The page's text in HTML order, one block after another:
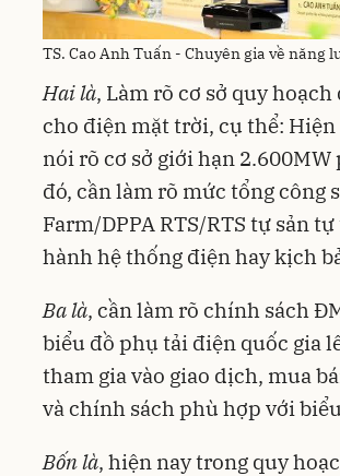
TS. Cao Anh Tuấn - Chuyên gia về năng
Hai là, Làm rõ cơ sở quy
cho điện mặt trời, cụ thể:
nói rõ cơ sở giới hạn
đó, cần làm rõ mức tổng công
Farm/DPPA RTS/RTS tự sản
hành hệ thống điện hay kịch
Ba là, cần làm rõ chính sách
biểu đồ phụ tải điện quốc gia
tham gia vào giao dịch, mua
và chính sách phù hợp với
Bốn là, hiện nay trong quy